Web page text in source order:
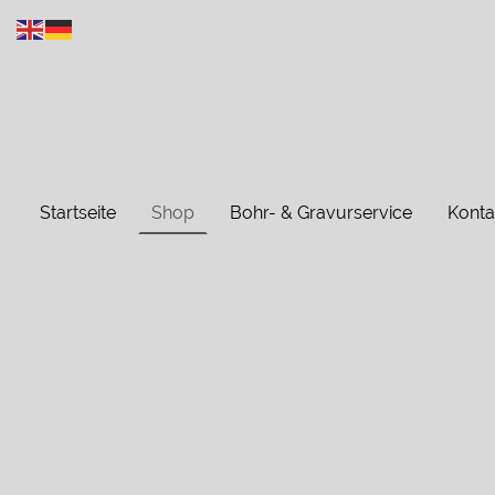
Startseite Shop Bohr- & Gravurservice